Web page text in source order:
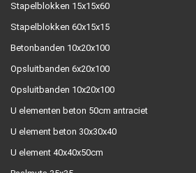
Stapelblokken 15x15x60
Stapelblokken 60x15x15
Betonbanden 10x20x100
Opsluitbanden 6x20x100
Opsluitbanden 10x20x100
U elementen beton 50cm antraciet
U element beton 30x30x40
U element 40x40x50cm